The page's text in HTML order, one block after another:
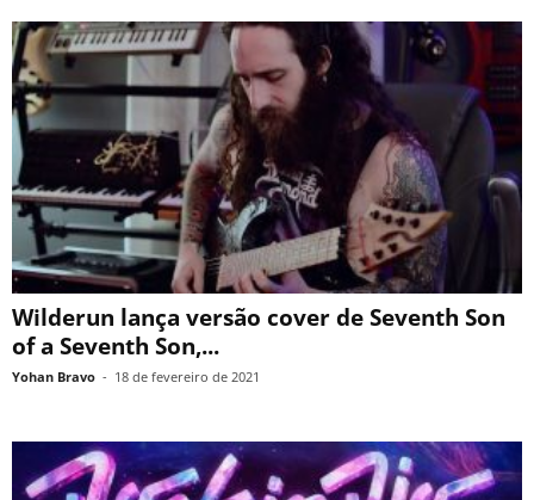
Wilderun lança versão cover de Seventh Son
of a Seventh Son,...
Yohan Bravo - 18 de fevereiro de 2021